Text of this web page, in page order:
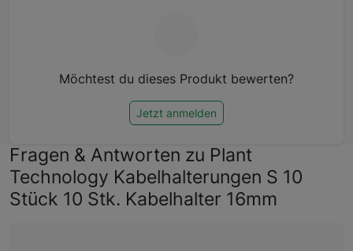
Möchtest du dieses Produkt bewerten?
Jetzt anmelden
Fragen & Antworten zu Plant
Technology Kabelhalterungen S 10
Stück 10 Stk. Kabelhalter 16mm